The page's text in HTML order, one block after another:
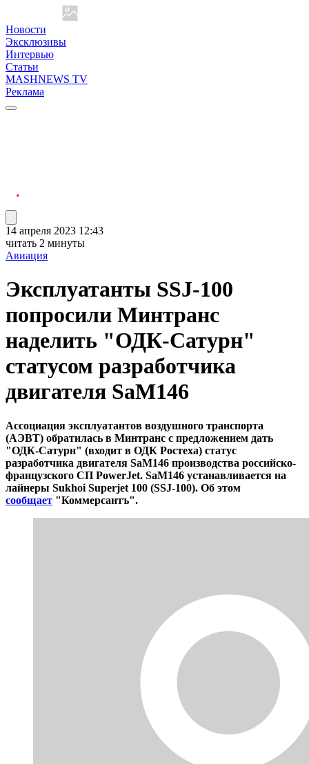
Новости
Эксклюзивы
Интервью
Статьи
MASHNEWS TV
Реклама
14 апреля 2023 12:43
читать 2 минуты
Авиация
Эксплуатанты SSJ-100
попросили Минтранс
наделить "ОДК-Сатурн"
статусом разработчика
двигателя SaM146
Ассоциация эксплуатантов воздушного транспорта
(АЭВТ) обратилась в Минтранс с предложением дать
"ОДК-Сатурн" (входит в ОДК Ростеха) статус
разработчика двигателя SaM146 производства российско-
французского СП PowerJet. SaM146 устанавливается на
лайнеры Sukhoi Superjet 100 (SSJ-100). Об этом
сообщает "Коммерсантъ".